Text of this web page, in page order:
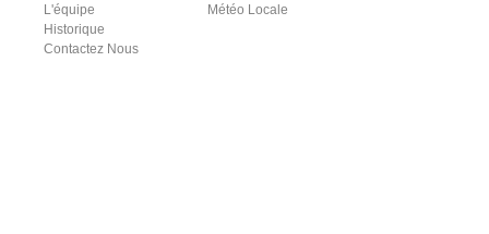
L'équipe
Historique
Contactez Nous
Météo Locale